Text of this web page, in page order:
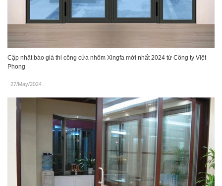
Cập nhật báo giá thi công cửa nhôm Xingfa mới nhất 2024 từ Công ty Việt
Phong
27/May/2024